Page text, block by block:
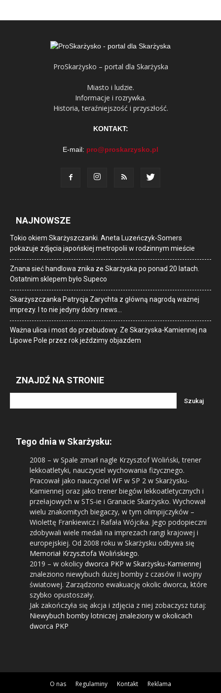
ProSkarżysko – portal dla Skarżyska
Miasto i ludzie.
Informacje i rozrywka.
Historia, teraźniejszość i przyszłość.
KONTAKT:
E-mail: pro@proskarzysko.pl
NAJNOWSZE
Tokio okiem Skarżyszczanki. Aneta Luzeńczyk-Somers
pokazuje zdjęcia japońskiej metropolii w rodzinnym mieście
Znana sieć handlowa znika ze Skarżyska po ponad 20 latach.
Ostatnim sklepem było Supeco
Skarżyszczanka Patrycja Zarychta z główną nagrodą ważnej
imprezy. I to nie jedyny dobry news…
Ważna ulica i most do przebudowy. Ze Skarżyska-Kamiennej na
Lipowe Pole przez rok jeździmy objazdem
ZNAJDŹ NA STRONIE
Tego dnia w Skarżysku:
2008 – w Spale zmarł nagle Krzysztof Woliński, trener
lekkoatletyki, nauczyciel wychowania fizycznego.
Pracował jako nauczyciel WF w SP 2 w Skarżysku-
Kamiennej oraz jako trener biegów lekkoatletycznych i
przełajowych w STS-ie i Granacie Skarżysko. Wychował
wielu znakomitych biegaczy, w tym olimpijczyków –
Wiolettę Frankiewicz i Rafała Wójcika. Jego podopieczni
zdobywali wiele medali na imprezach rangi krajowej i
europejskiej. Od 2008 roku w Skarżysku odbywa się
Memoriał Krzysztofa Wolińskiego.
2019 – w okolicy dworca PKP w Skarżysku-Kamiennej
znaleziono niewybuch dużej bomby z czasów II wojny
światowej. Zarządzono ewakuację okolic dworca, które
szybko opustoszały.
Jak zakończyła się akcja i zdjęcia z niej zobaczysz tutaj:
Niewybuch bomby lotniczej znaleziony w okolicach
dworca PKP
O nas Regulaminy Kontakt Reklama